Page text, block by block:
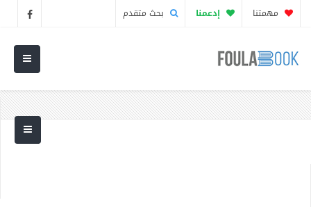
مهمتنا إدعمنا بحث متقدم